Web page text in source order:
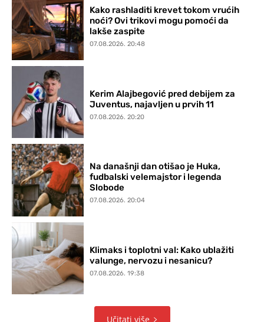
Kako rashladiti krevet tokom vrućih
noći? Ovi trikovi mogu pomoći da
lakše zaspite
07.08.2026. 20:48
Kerim Alajbegović pred debijem za
Juventus, najavljen u prvih 11
07.08.2026. 20:20
Na današnji dan otišao je Huka,
fudbalski velemajstor i legenda
Slobode
07.08.2026. 20:04
Klimaks i toplotni val: Kako ublažiti
valunge, nervozu i nesanicu?
07.08.2026. 19:38
Učitati više